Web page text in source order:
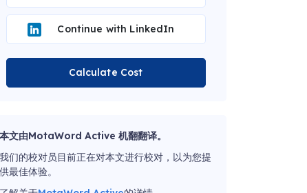
Continue with LinkedIn
Calculate Cost
本文由MotaWord Active 机翻翻译。
我们的校对员目前正在对本文进行校对，以为您提
供最佳体验。